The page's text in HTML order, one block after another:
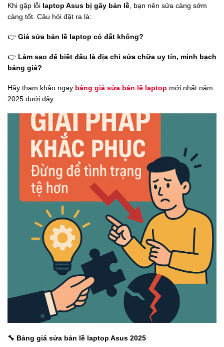
Khi gặp lỗi laptop Asus bị gãy bản lề , bạn nên sửa càng sớm
càng tốt. Câu hỏi đặt ra là:
👉 Giá sửa bản lề laptop có đắt không?
👉 Làm sao để biết đâu là địa chỉ sửa chữa uy tín, minh bạch
bảng giá?
Hãy tham khảo ngay bảng giá sửa bản lề laptop mới nhất năm
2025 dưới đây.
🔧 Bảng giá sửa bản lề laptop Asus 2025